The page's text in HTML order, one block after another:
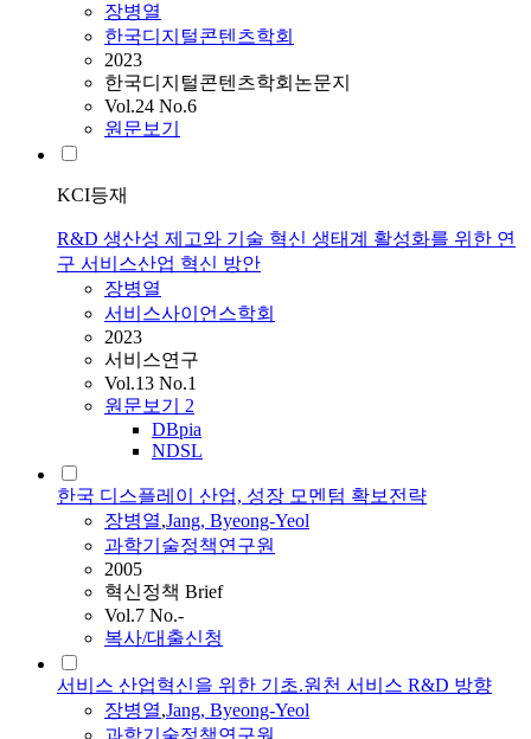
장병열
한국디지털콘텐츠학회
2023
한국디지털콘텐츠학회논문지
Vol.24 No.6
원문보기
KCI등재
R&D 생산성 제고와 기술 혁신 생태계 활성화를 위한 연
구 서비스산업 혁신 방안
장병열
서비스사이언스학회
2023
서비스연구
Vol.13 No.1
원문보기 2
DBpia
NDSL
한국 디스플레이 산업, 성장 모멘텀 확보전략
장병열,Jang, Byeong-Yeol
과학기술정책연구원
2005
혁신정책 Brief
Vol.7 No.-
복사/대출신청
서비스 산업혁신을 위한 기초.원천 서비스 R&D 방향
장병열,Jang, Byeong-Yeol